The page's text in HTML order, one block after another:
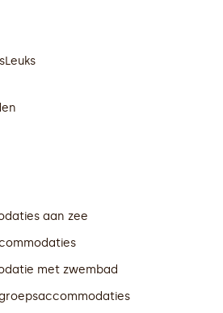
aan zee
met zwembad